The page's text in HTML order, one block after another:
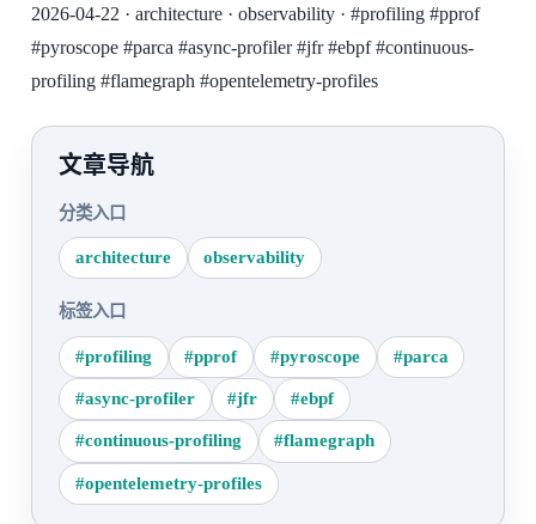
2026-04-22 · architecture· observability· #profiling #pprof
#pyroscope #parca #async-profiler #jfr #ebpf #continuous-
profiling #flamegraph #opentelemetry-profiles
文章导航
分类入口
architecture observability
标签入口
#profiling #pprof #pyroscope #parca
#async-profiler #jfr #ebpf
#continuous-profiling #flamegraph
#opentelemetry-profiles